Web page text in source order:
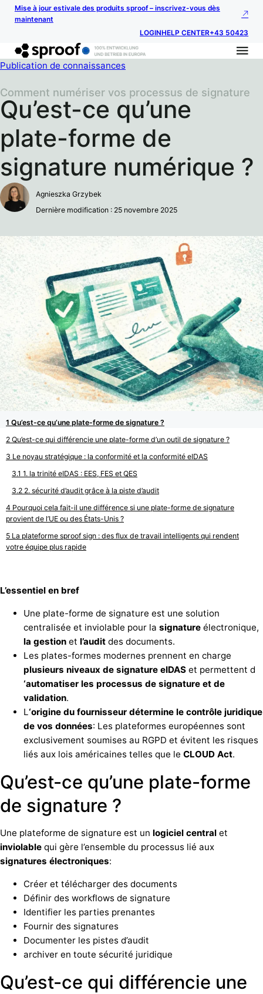
Mise à jour estivale des produits sproof – inscrivez-vous dès
maintenant
LOGINHELP CENTER+43 50423
Publication de connaissances
Qu’est-ce qu’une
plate-forme de
signature numérique ?
Comment numériser vos processus de signature
Agnieszka Grzybek
Dernière modification : 25 novembre 2025
Qu’est-ce qu’une plate-forme de signature ?
Qu’est-ce qui différencie une plate-forme d’un outil de signature ?
Le noyau stratégique : la conformité et la conformité eIDAS
1. la trinité eIDAS : EES, FES et QES
2. sécurité d’audit grâce à la piste d’audit
Pourquoi cela fait-il une différence si une plate-forme de signature
provient de l’UE ou des États-Unis ?
La plateforme sproof sign : des flux de travail intelligents qui rendent
votre équipe plus rapide
L’essentiel en bref
Une plate-forme de signature est une solution
centralisée et inviolable pour la signature électronique,
la gestion et l’audit des documents.
Les plates-formes modernes prennent en charge
plusieurs niveaux de signature eIDAS et permettent d
‘automatiser les processus de signature et de
validation.
L‘origine du fournisseur détermine le contrôle juridique
de vos données: Les plateformes européennes sont
exclusivement soumises au RGPD et évitent les risques
liés aux lois américaines telles que le CLOUD Act.
Qu’est-ce qu’une plate-forme
de signature ?
Une plateforme de signature est un logiciel central et
inviolable qui gère l’ensemble du processus lié aux
signatures électroniques:
Créer et télécharger des documents
Définir des workflows de signature
Identifier les parties prenantes
Fournir des signatures
Documenter les pistes d’audit
archiver en toute sécurité juridique
Qu’est-ce qui différencie une